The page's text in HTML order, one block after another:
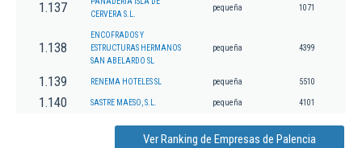
1.137
CERVERA S.L.
pequeña 1071
1.138
ENCOFRADOS Y
ESTRUCTURAS HERMANOS
SAN ABELARDO SL
pequeña 4399
1.139 RENEMA HOTELES SL pequeña 5510
1.140 SASTRE MAESO, S.L. pequeña 4101
Ver Ranking de Empresas de Palencia